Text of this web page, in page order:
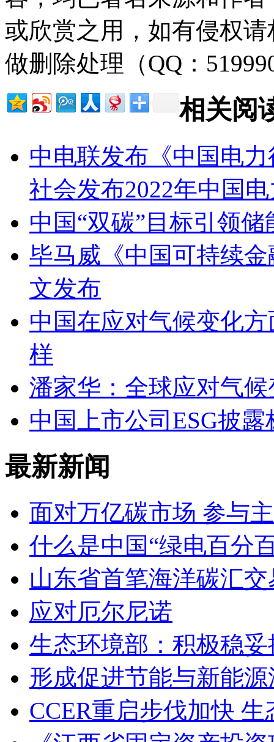
或欣赏之用，如有侵权
做删除处理（QQ：
相关阅
中电联发布《中国电
社会发布2022年中国
中国“双碳”目标引领
毕马威《中国可持续
文发布
中国在应对气候变化
样
潘家华：全球应对气
中国上市公司ESG披
最新新闻
面对万亿碳市场 参与
什么是中国“绿电百分
山东省首笔海洋碳汇
应对厄尔尼诺
生态环境部：积极稳
形成促进节能与新能
CCER重启步伐加快